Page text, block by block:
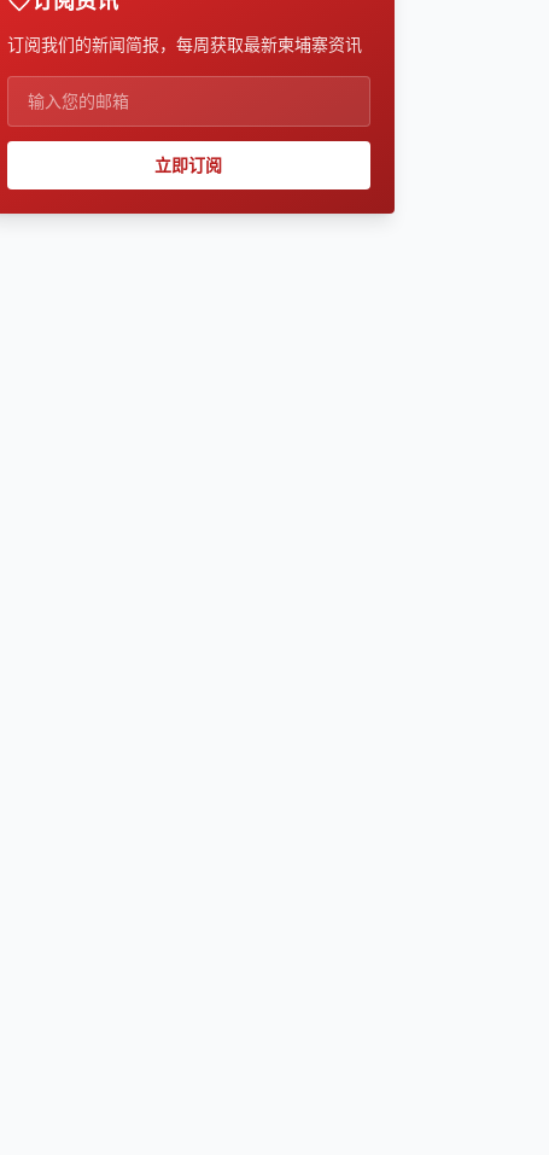
订阅我们的新闻简报，每周获取最新柬埔寨资讯
立即订阅